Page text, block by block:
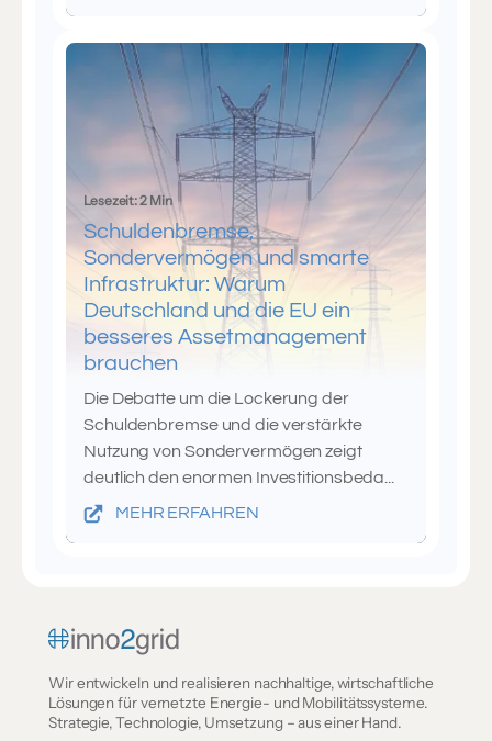
Lesezeit: 2 Min
Schuldenbremse,
Sondervermögen und smarte
Infrastruktur: Warum
Deutschland und die EU ein
besseres Assetmanagement
brauchen
Die Debatte um die Lockerung der
Schuldenbremse und die verstärkte
Nutzung von Sondervermögen zeigt
deutlich den enormen Investitionsbeda...
MEHR ERFAHREN
Wir entwickeln und realisieren nachhaltige, wirtschaftliche
Lösungen für vernetzte Energie- und Mobilitätssysteme.
Strategie, Technologie, Umsetzung – aus einer Hand.